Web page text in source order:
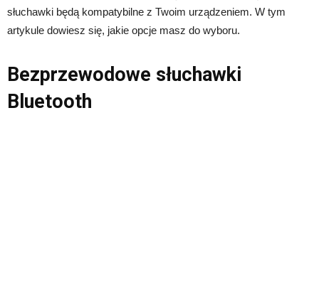
słuchawki będą kompatybilne z Twoim urządzeniem. W tym
artykule dowiesz się, jakie opcje masz do wyboru.
Bezprzewodowe słuchawki
Bluetooth